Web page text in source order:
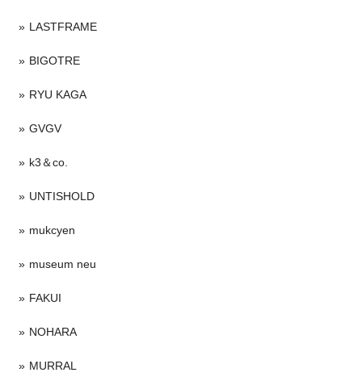
LASTFRAME
BIGOTRE
RYU KAGA
GVGV
k3＆co.
UNTISHOLD
mukcyen
museum neu
FAKUI
NOHARA
MURRAL